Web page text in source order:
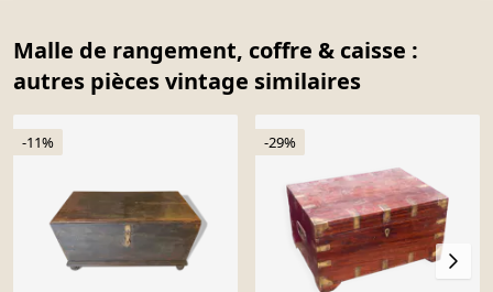
Malle de rangement, coffre & caisse :
autres pièces vintage similaires
-11% -29%